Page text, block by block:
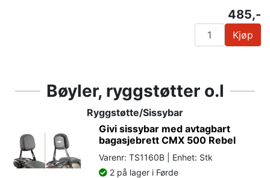
485,-
Kjøp
Bøyler, ryggstøtter o.l
Ryggstøtte/Sissybar
Givi sissybar med avtagbart
bagasjebrett CMX 500 Rebel
Varenr: TS1160B | Enhet: Stk
2 på lager i Førde